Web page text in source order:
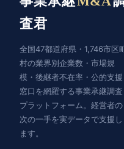
査君
全国47都道府県・1,746市区
村の業界別企業数・市場規
模・後継者不在率・公的支援
窓口を網羅する事業承継調査
プラットフォーム。経営者の
次の一手を実データで支援し
ます。